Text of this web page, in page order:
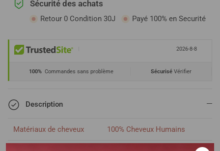
Sécurité des achats
Retour 0 Condition 30J Payé 100% en Securité
2026-8-8
100% Commandes sans problème SécuriséVérifier
Description
Matériaux de cheveux 100% Cheveux Humains